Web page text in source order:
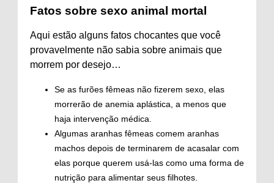
Fatos sobre sexo animal mortal
Aqui estão alguns fatos chocantes que você
provavelmente não sabia sobre animais que
morrem por desejo…
Se as furões fêmeas não fizerem sexo, elas
morrerão de anemia aplástica, a menos que
haja intervenção médica.
Algumas aranhas fêmeas comem aranhas
machos depois de terminarem de acasalar com
elas porque querem usá-las como uma forma de
nutrição para alimentar seus filhotes.